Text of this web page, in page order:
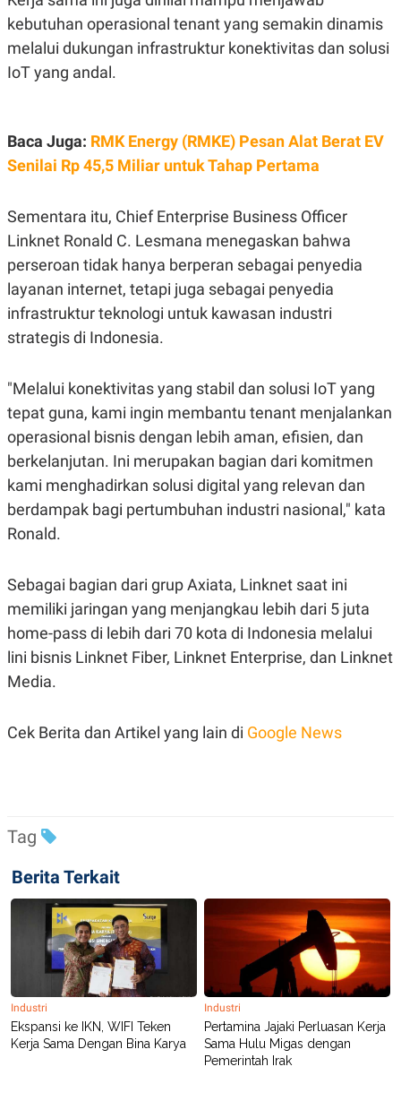
C
A
D
E
Y
L
E
A
S
.
A
G
N
A
N
E
T
A
K
I
E
A
M
T
E
N
E
P
E
R
A
E
R
T
I
S
N
G
K
G
M
A
.
I
D
USE
kebutuhan operasional tenant yang semakin dinamis
melalui dukungan infrastruktur konektivitas dan solusi
IoT yang andal.
Baca Juga: RMK Energy (RMKE) Pesan Alat Berat EV
Senilai Rp 45,5 Miliar untuk Tahap Pertama
Sementara itu, Chief Enterprise Business Officer
Linknet Ronald C. Lesmana menegaskan bahwa
perseroan tidak hanya berperan sebagai penyedia
layanan internet, tetapi juga sebagai penyedia
infrastruktur teknologi untuk kawasan industri
strategis di Indonesia.
"Melalui konektivitas yang stabil dan solusi IoT yang
tepat guna, kami ingin membantu tenant menjalankan
operasional bisnis dengan lebih aman, efisien, dan
berkelanjutan. Ini merupakan bagian dari komitmen
kami menghadirkan solusi digital yang relevan dan
berdampak bagi pertumbuhan industri nasional," kata
Ronald.
Sebagai bagian dari grup Axiata, Linknet saat ini
memiliki jaringan yang menjangkau lebih dari 5 juta
home-pass di lebih dari 70 kota di Indonesia melalui
lini bisnis Linknet Fiber, Linknet Enterprise, dan Linknet
Media.
Cek Berita dan Artikel yang lain di Google News
Tag
Berita Terkait
Industri
Ekspansi ke IKN, WIFI Teken
Kerja Sama Dengan Bina Karya
Industri
Pertamina Jajaki Perluasan Kerja
Sama Hulu Migas dengan
Pemerintah Irak